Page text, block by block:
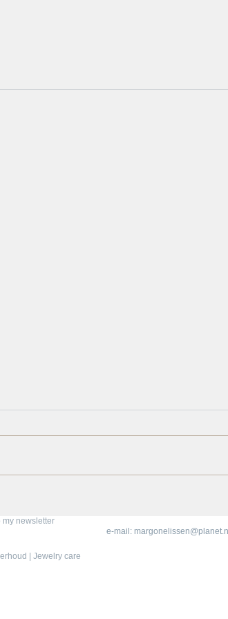
my newsletter
e-mail: margonelissen@planet.nl
| Jewelry care